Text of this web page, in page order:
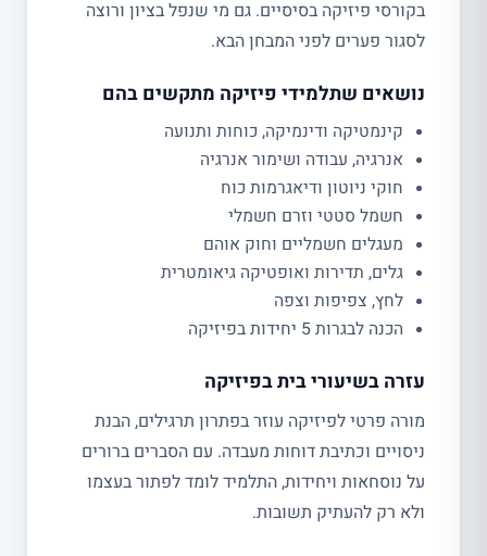
בקורסי פיזיקה בסיסיים. גם מי שנפל בציון ורוצה
לסגור פערים לפני המבחן הבא.
נושאים שתלמידי פיזיקה מתקשים בהם
קינמטיקה ודינמיקה, כוחות ותנועה
אנרגיה, עבודה ושימור אנרגיה
חוקי ניוטון ודיאגרמות כוח
חשמל סטטי וזרם חשמלי
מעגלים חשמליים וחוק אוהם
גלים, תדירות ואופטיקה גיאומטרית
לחץ, צפיפות וצפה
הכנה לבגרות 5 יחידות בפיזיקה
עזרה בשיעורי בית בפיזיקה
מורה פרטי לפיזיקה עוזר בפתרון תרגילים, הבנת
ניסויים וכתיבת דוחות מעבדה. עם הסברים ברורים
על נוסחאות ויחידות, התלמיד לומד לפתור בעצמו
ולא רק להעתיק תשובות.